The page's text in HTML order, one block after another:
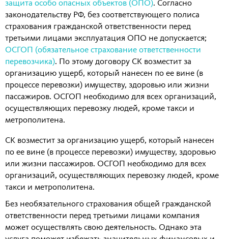
защита особо опасных объектов (ОПО). Согласно
законодательству РФ, без соответствующего полиса
страхования гражданской ответственности перед
третьими лицами эксплуатация ОПО не допускается;
ОСГОП (обязательное страхование ответственности
перевозчика). По этому договору СК возместит за
организацию ущерб, который нанесен по ее вине (в
процессе перевозки) имуществу, здоровью или жизни
пассажиров. ОСГОП необходимо для всех организаций,
осуществляющих перевозку людей, кроме такси и
метрополитена.
СК возместит за организацию ущерб, который нанесен
по ее вине (в процессе перевозки) имуществу, здоровью
или жизни пассажиров. ОСГОП необходимо для всех
организаций, осуществляющих перевозку людей, кроме
такси и метрополитена.
Без необязательного страхования общей гражданской
ответственности перед третьими лицами компания
может осуществлять свою деятельность. Однако эта